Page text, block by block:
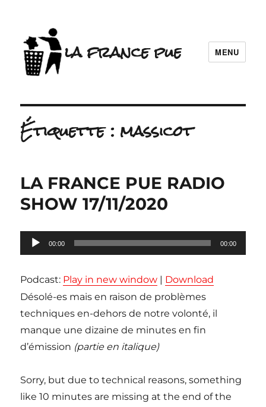
la france pue MENU
Étiquette : massicot
LA FRANCE PUE RADIO
SHOW 17/11/2020
Lecteur
audio
00:00 00:00
Podcast: Play in new window | Download
Désolé-es mais en raison de problèmes
techniques en-dehors de notre volonté, il
manque une dizaine de minutes en fin
d’émission (partie en italique)
Sorry, but due to technical reasons, something
like 10 minutes are missing at the end of the